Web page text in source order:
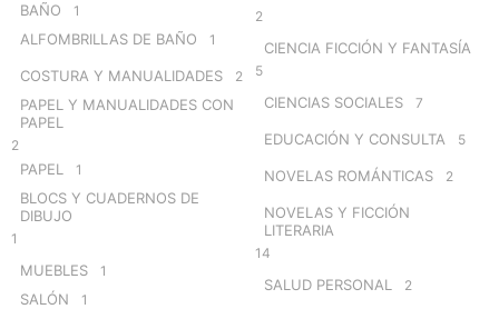
BAÑO 1
ALFOMBRILLAS DE BAÑO 1
COSTURA Y MANUALIDADES 2
PAPEL Y MANUALIDADES CON
PAPEL
2
PAPEL 1
BLOCS Y CUADERNOS DE
DIBUJO
1
MUEBLES 1
SALÓN 1
2
CIENCIA FICCIÓN Y FANTASÍA
5
CIENCIAS SOCIALES 7
EDUCACIÓN Y CONSULTA 5
NOVELAS ROMÁNTICAS 2
NOVELAS Y FICCIÓN
LITERARIA
14
SALUD PERSONAL 2